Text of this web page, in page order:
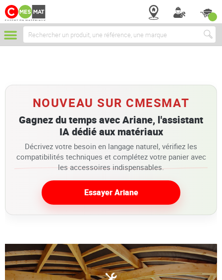
Chercher
NOUVEAU SUR CMESMAT
Gagnez du temps avec Ariane, l'assistant
IA dédié aux matériaux
Décrivez votre besoin en langage naturel, vérifiez les
compatibilités techniques et complétez votre panier avec
les accessoires indispensables.
Essayer Ariane